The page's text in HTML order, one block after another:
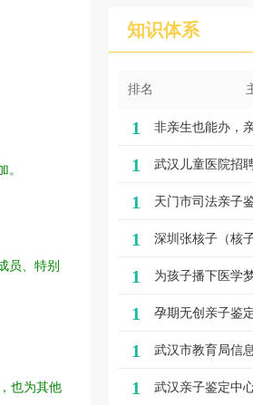
。
员、特别
也为其他
知识体系
排名
1
1
1
1
1
1
1
1